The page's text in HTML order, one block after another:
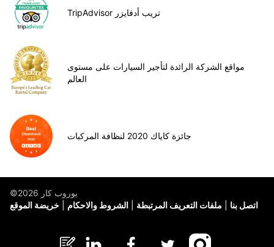
TripAdvisor تريب أدفايزر
مواقع الشركة الرائدة لتأجير السيارات على مستوى
العالم
جائزة كاياك 2020 لنظافة المركبات
©يوروب كار 2026
خريضة الموقع
الشروط والاحكام ملفات التعريف المرتبطة اتصل بنا